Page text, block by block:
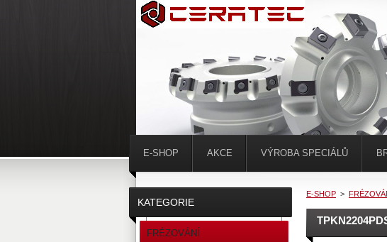
E-SHOP >
KATEGORIE
FRÉZOVÁNÍ
E-SHOP AKCE VÝROBA SPECIÁLŮ